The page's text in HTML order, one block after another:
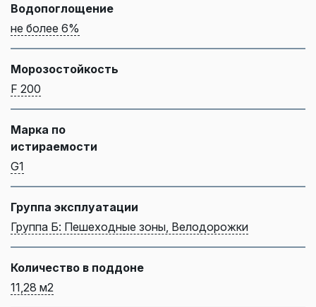
Водопоглощение
не более 6%
Морозостойкость
F 200
Марка по
истираемости
G1
Группа эксплуатации
Группа Б: Пешеходные зоны, Велодорожки
Количество в поддоне
11,28 м2